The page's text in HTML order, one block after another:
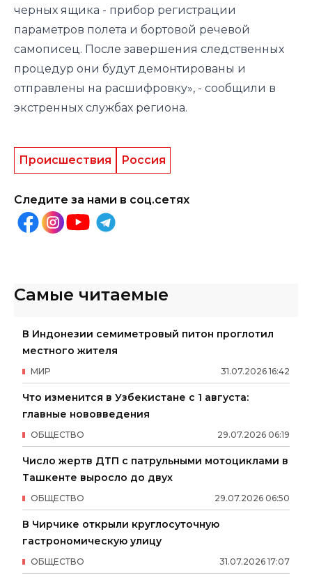
черных ящика - прибор регистрации
параметров полета и бортовой речевой
самописец. После завершения следственных
процедур они будут демонтированы и
отправлены на расшифровку», - сообщили в
экстренных службах региона.
Происшествия Россия
Следите за нами в соц.сетях
Самые читаемые
В Индонезии семиметровый питон проглотил
местного жителя
31.07.2026 16:42
МИР
Что изменится в Узбекистане с 1 августа:
главные нововведения
29.07.2026 06:19
ОБЩЕСТВО
Число жертв ДТП с патрульными мотоциклами в
Ташкенте выросло до двух
29.07.2026 06:50
ОБЩЕСТВО
В Чирчике открыли круглосуточную
гастрономическую улицу
31.07.2026 17:07
ОБЩЕСТВО